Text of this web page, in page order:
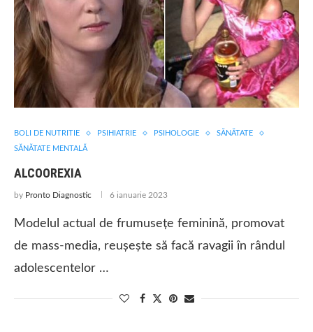
BOLI DE NUTRITIE PSIHIATRIE PSIHOLOGIE
SĂNĂTATE
SĂNĂTATE MENTALĂ
ALCOOREXIA
by Pronto Diagnostic 6 ianuarie 2023
Modelul actual de frumusețe feminină, promovat
de mass-media, reușește să facă ravagii în rândul
adolescentelor …